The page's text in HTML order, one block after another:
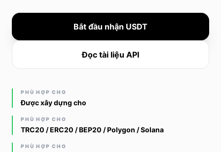
Bắt đầu nhận USDT
Đọc tài liệu API
PHÙ HỢP CHO
Được xây dựng cho
PHÙ HỢP CHO
TRC20 / ERC20 / BEP20 / Polygon / Solana
PHÙ HỢP CHO